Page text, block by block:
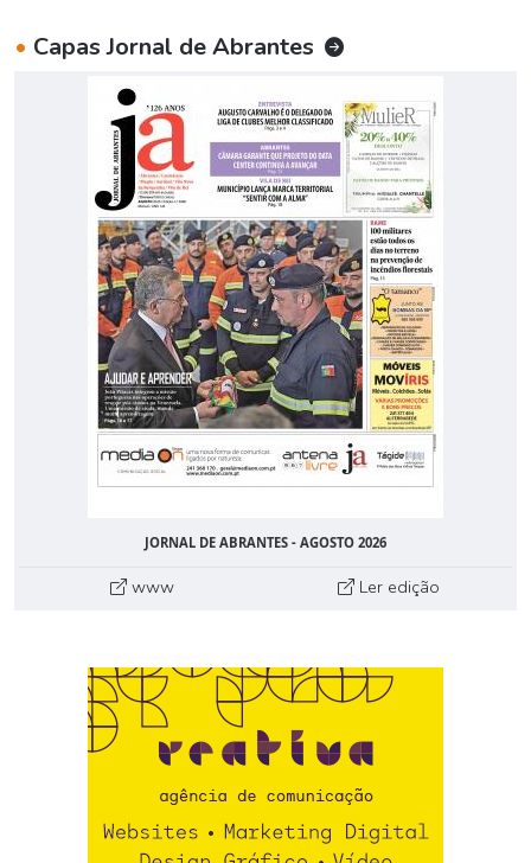
• Capas Jornal de Abrantes
JORNAL DE ABRANTES - AGOSTO 2026
www Ler edição